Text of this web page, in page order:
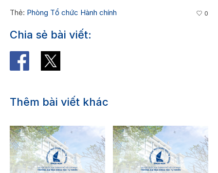
Thẻ: Phòng Tổ chức Hành chính 0
Chia sẻ bài viết:
Thêm bài viết khác